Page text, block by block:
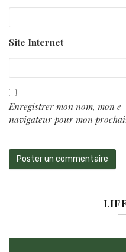
Site Internet
Enregistrer mon nom, mon
navigateur pour mon